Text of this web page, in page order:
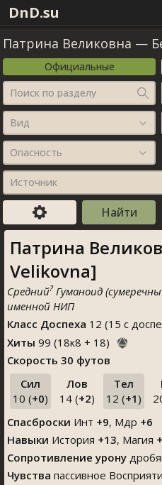
DnD.su
Патрина Великовна —
Официальные
Поиск по разделу
Вид
Опасность
Источник
Патрина
Velikovna]
Средний?Гуманоид
именной НИП
Класс Доспеха 12 (15 с
Хиты 99 (18к8 + 18)
Скорость 30 футов
Сил
10 (+0)
Лов
14 (+2)
Тел
12 (+1 )
Спасброски Инт +9, Мдр +6
Навыки История +13, Магия
Сопротивление урону
Чувства пассивное